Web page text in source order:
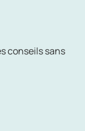
conseils sans